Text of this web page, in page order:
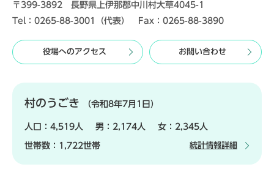
〒399-3892 長野県上伊那郡中川村大草4045-1
Tel：0265-88-3001（代表） Fax：0265-88-3890
役場へのアクセス お問い合わせ
村のうごき （令和8年7月1日）
人口： 4,519人 男： 2,174人 女： 2,345人
世帯数： 1,722世帯 統計情報詳細